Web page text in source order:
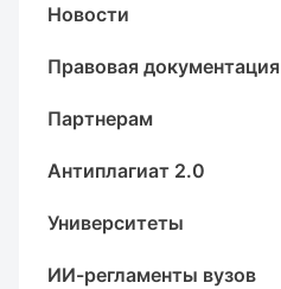
Новости
Правовая документация
Партнерам
Антиплагиат 2.0
Университеты
ИИ-регламенты вузов